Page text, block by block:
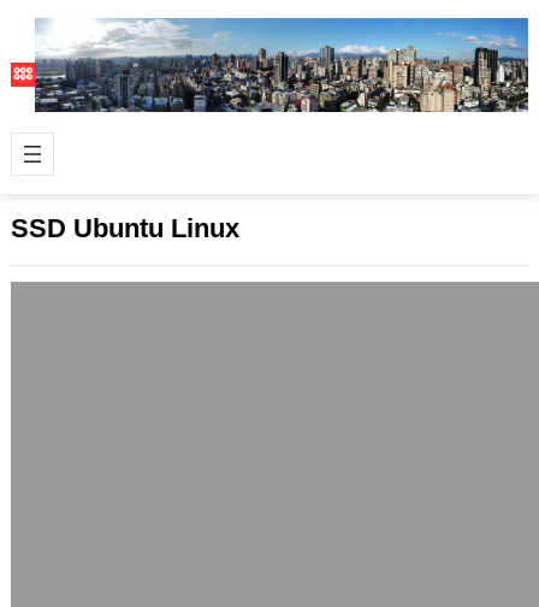
SSD Ubuntu Linux